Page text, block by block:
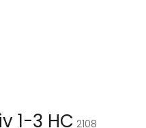
1-3 HC 2108